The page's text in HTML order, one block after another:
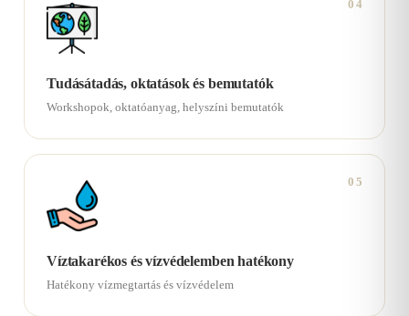
04
Tudásátadás, oktatások és bemutatók
Workshopok, oktatóanyag, helyszíni bemutatók
05
Víztakarékos és vízvédelemben hatékony
Hatékony vízmegtartás és vízvédelem